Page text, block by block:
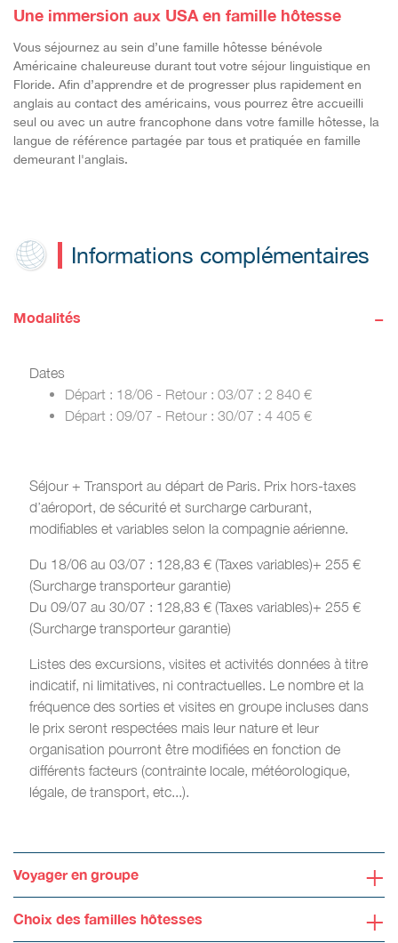
Une immersion aux USA en famille hôtesse
Vous séjournez au sein d’une famille hôtesse bénévole
Américaine chaleureuse durant tout votre séjour linguistique en
Floride. Afin d’apprendre et de progresser plus rapidement en
anglais au contact des américains, vous pourrez être accueilli
seul ou avec un autre francophone dans votre famille hôtesse, la
langue de référence partagée par tous et pratiquée en famille
demeurant l'anglais.
Informations complémentaires
Modalités -
Dates
Départ : 18/06 - Retour : 03/07 : 2 840 €
Départ : 09/07 - Retour : 30/07 : 4 405 €
Séjour + Transport au départ de Paris. Prix hors-taxes
d’aéroport, de sécurité et surcharge carburant,
modifiables et variables selon la compagnie aérienne.
Du 18/06 au 03/07 : 128,83 € (Taxes variables)+ 255 €
(Surcharge transporteur garantie)
Du 09/07 au 30/07 : 128,83 € (Taxes variables)+ 255 €
(Surcharge transporteur garantie)
Listes des excursions, visites et activités données à titre
indicatif, ni limitatives, ni contractuelles. Le nombre et la
fréquence des sorties et visites en groupe incluses dans
le prix seront respectées mais leur nature et leur
organisation pourront être modifiées en fonction de
différents facteurs (contrainte locale, météorologique,
légale, de transport, etc...).
Voyager en groupe +
Choix des familles hôtesses +